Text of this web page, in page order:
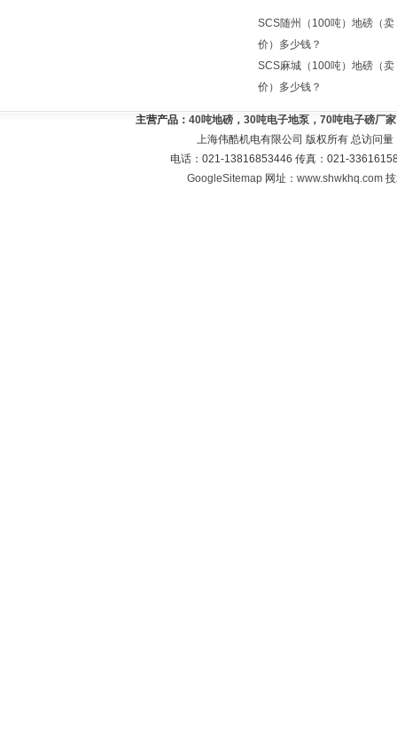
SCS随州（100吨）地磅（卖
价）多少钱？
SCS麻城（100吨）地磅（卖
价）多少钱？
主营产品： 40吨地磅，30吨电子地泵，70吨电子磅厂
上海伟酷机电有限公司 版权所有 总访问量
电话：021-13816853446 传真：021-
GoogleSitemap 网址：www.shwkhq.com